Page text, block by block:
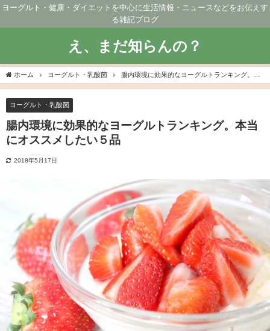
ヨーグルト・健康・ダイエットを中心に生活情報・ニュースなどをお伝えす
る雑記ブログ
え、まだ知らんの？
ホーム ヨーグルト・乳酸菌
腸内環境に効果的なヨーグルトランキング。本
当にオススメしたい５品
ヨーグルト・乳酸菌
腸内環境に効果的なヨーグルトランキング。本当
にオススメしたい５品
2018年5月17日